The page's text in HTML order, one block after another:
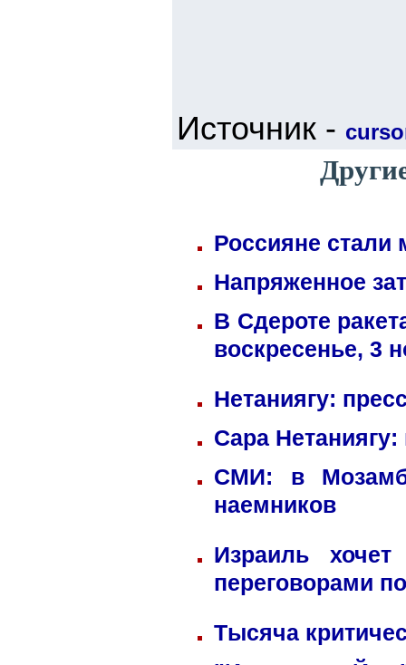
Источник -
Россияне стали
Напряженное
В Сдероте
воскресенье, 3
Нетаниягу:
Сара
СМИ: в
наемников
Израиль
переговорами
Тысяча